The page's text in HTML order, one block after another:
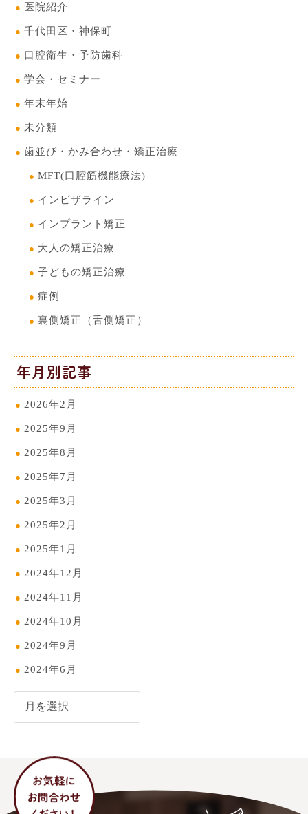
医院紹介
千代田区・神保町
口腔衛生・予防歯科
学会・セミナー
年末年始
未分類
歯並び・かみ合わせ・矯正治療
MFT(口腔筋機能療法)
インビザライン
インプラント矯正
大人の矯正治療
子どもの矯正治療
症例
裏側矯正（舌側矯正）
年月別記事
2026年2月
2025年9月
2025年8月
2025年7月
2025年3月
2025年2月
2025年1月
2024年12月
2024年11月
2024年10月
2024年9月
2024年6月